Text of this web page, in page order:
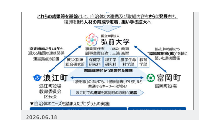
2026.06.18